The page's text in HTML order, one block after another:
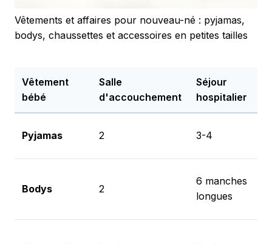
Vêtements et affaires pour nouveau-né : pyjamas,
bodys, chaussettes et accessoires en petites tailles
Vêtement
bébé
Salle
d'accouchement
Séjour
hospitalier
Pyjamas 2 3-4
Bodys 2
6 manches
longues